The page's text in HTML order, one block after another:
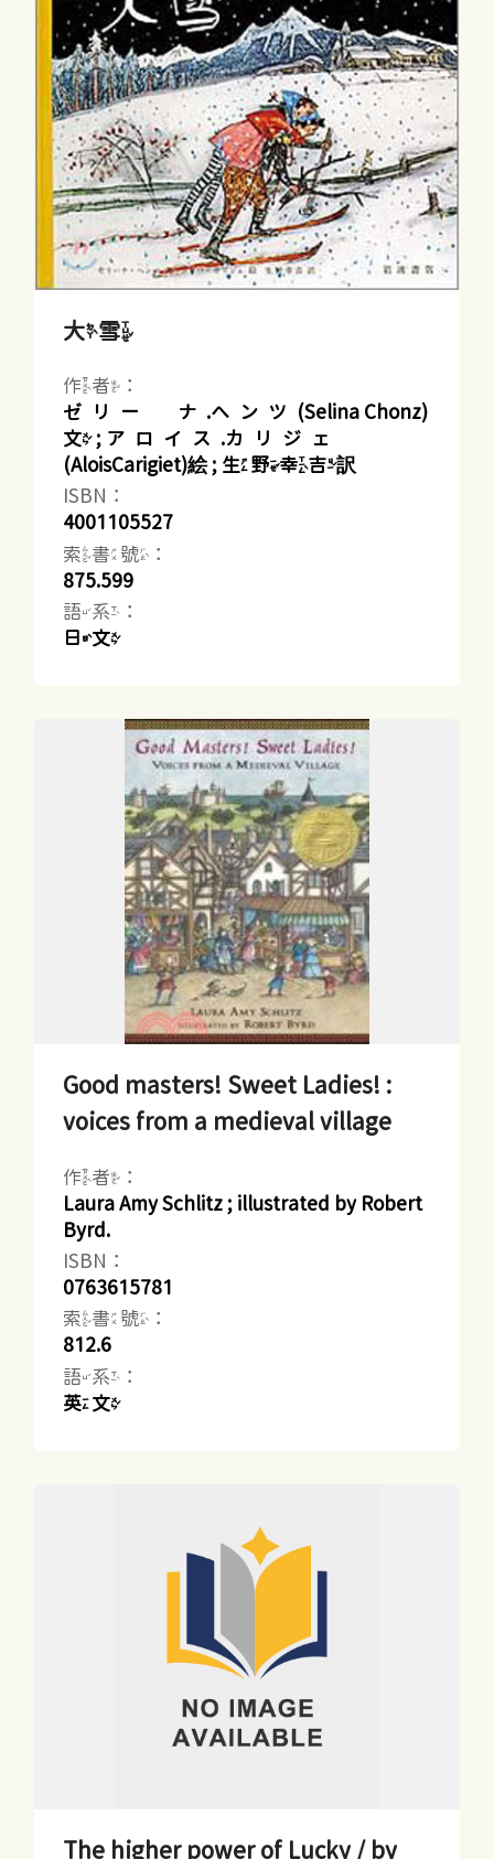
大雪
作者：
ゼリー ナ.へンツ(Selina Chonz)
文 ; アロイス.カリジェ
(AloisCarigiet)絵 ; 生野幸吉訳
ISBN：
4001105527
索書號：
875.599
語系：
日文
Good masters! Sweet Ladies! :
voices from a medieval village
作者：
Laura Amy Schlitz ; illustrated by Robert
Byrd.
ISBN：
0763615781
索書號：
812.6
語系：
英文
The higher power of Lucky / by